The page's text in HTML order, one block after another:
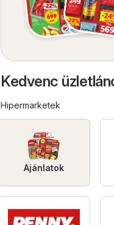
Kedvenc
Hipermarketek
Ajánlatok